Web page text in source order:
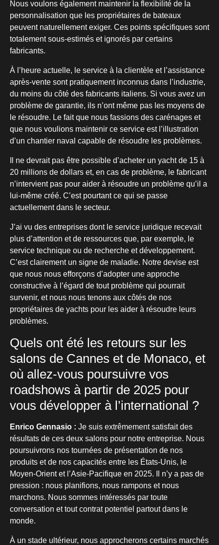
Nous voulons également maintenir la flexibilité de la
personnalisation que les propriétaires de bateaux
peuvent naturellement exiger. Ces points spécifiques sont
totalement sous-estimés et ignorés par certains
fabricants.
À l’heure actuelle, le service à la clientèle et l’assistance
après-vente sont pratiquement inconnus dans l’industrie,
du moins du côté des fabricants italiens. Si vous avez un
problème de garantie, ils n’ont même pas les moyens de
le résoudre. Le fait que nous fassions des carénages et
que nous voulions maintenir ce service est l’illustration
d’un chantier naval capable de résoudre les problèmes.
Il ne devrait pas être possible d’acheter un yacht de 15 à
20 millions de dollars et, en cas de problème, le fabricant
n’intervient pas pour aider à résoudre un problème qu’il a
lui-même créé. C’est pourtant ce qui se passe
actuellement dans le secteur.
J’ai vu des entreprises dont le service juridique recevait
plus d’attention et de ressources que, par exemple, le
service technique ou de recherche et développement.
C’est clairement un signe de maladie. Notre devise est
que nous nous efforçons d’adopter une approche
constructive à l’égard de tout problème qui pourrait
survenir, et nous nous tenons aux côtés de nos
propriétaires de yachts pour les aider à résoudre leurs
problèmes.
Quels ont été les retours sur les
salons de Cannes et de Monaco, et
où allez-vous poursuivre vos
roadshows à partir de 2025 pour
vous développer à l’international ?
Enrico Gennasio : Je suis extrêmement satisfait des
résultats de ces deux salons pour notre entreprise. Nous
poursuivrons nos tournées de présentation de nos
produits et de nos capacités entre les États-Unis, le
Moyen-Orient et l’Asie-Pacifique en 2025. Il n’y a pas de
pression : nous planifions, nous rampons et nous
marchons. Nous sommes intéressés par toute
conversation et tout contrat potentiel partout dans le
monde.
À un stade ultérieur, nous approcherons certains marchés